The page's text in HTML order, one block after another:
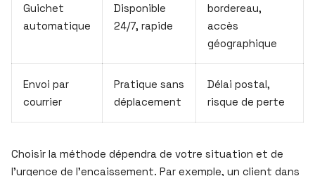
Guichet
automatique
Disponible
24/7, rapide
bordereau,
accès
géographique
Envoi par
courrier
Pratique sans
déplacement
Délai postal,
risque de perte
Choisir la méthode dépendra de votre situation et de
l’urgence de l’encaissement. Par exemple, un client dans